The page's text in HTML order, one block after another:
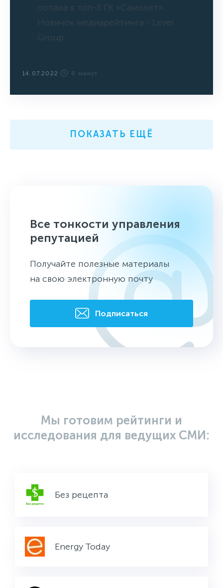
попала в топ-3 ГК «Самолет».
Новичок медиарейтинга - Level
Group.
14.07.2022 8 минут
ПОКАЗАТЬ ЕЩЁ
Все тонкости управления
репутацией
Получайте полезные материалы
на свою электронную почту
Подписаться
Мы готовим рейтинги и
исследования для ведущих СМИ:
Без рецепта
Energy Today